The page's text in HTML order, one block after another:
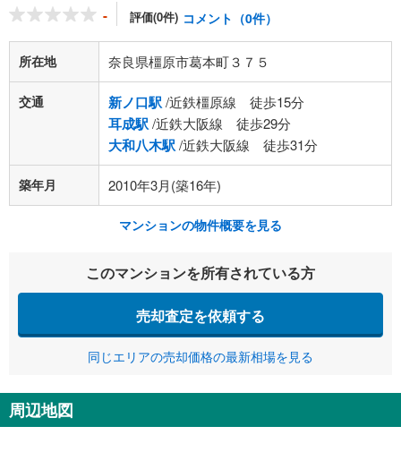
- 評価(0件) コメント（0件）
所在地 奈良県橿原市葛本町３７５
交通 新ノ口駅/近鉄橿原線 徒歩15分
耳成駅/近鉄大阪線 徒歩29分
大和八木駅/近鉄大阪線 徒歩31分
築年月 2010年3月(築16年)
マンションの物件概要を見る
このマンションを所有されている方
売却査定を依頼する
同じエリアの売却価格の最新相場を見る
周辺地図